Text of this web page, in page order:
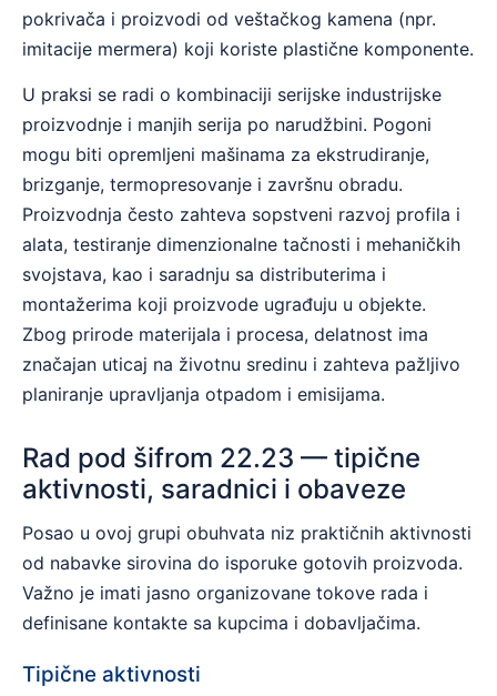
pokrivača i proizvodi od veštačkog kamena (npr.
imitacije mermera) koji koriste plastične komponente.
U praksi se radi o kombinaciji serijske industrijske
proizvodnje i manjih serija po narudžbini. Pogoni
mogu biti opremljeni mašinama za ekstrudiranje,
brizganje, termopresovanje i završnu obradu.
Proizvodnja često zahteva sopstveni razvoj profila i
alata, testiranje dimenzionalne tačnosti i mehaničkih
svojstava, kao i saradnju sa distributerima i
montažerima koji proizvode ugrađuju u objekte.
Zbog prirode materijala i procesa, delatnost ima
značajan uticaj na životnu sredinu i zahteva pažljivo
planiranje upravljanja otpadom i emisijama.
Rad pod šifrom 22.23 — tipične
aktivnosti, saradnici i obaveze
Posao u ovoj grupi obuhvata niz praktičnih aktivnosti
od nabavke sirovina do isporuke gotovih proizvoda.
Važno je imati jasno organizovane tokove rada i
definisane kontakte sa kupcima i dobavljačima.
Tipične aktivnosti